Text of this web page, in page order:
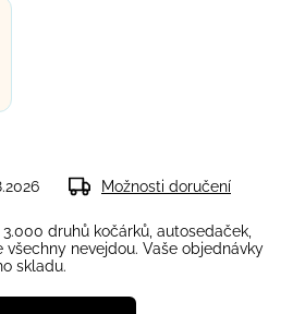
Možnosti doručení
druhů kočárků, autosedaček,
nevejdou. Vaše objednávky
skladu.